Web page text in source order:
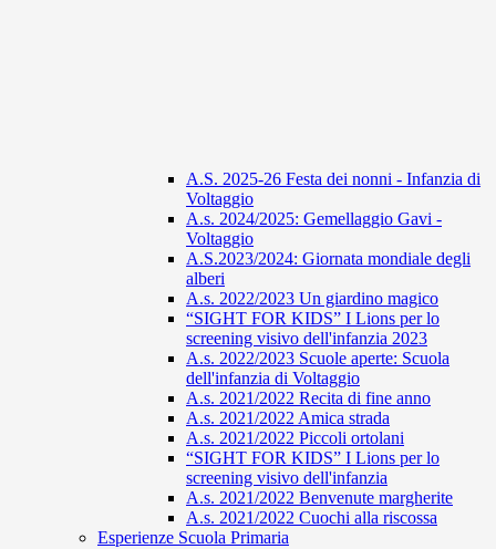
A.S. 2025-26 Festa dei nonni - Infanzia di
Voltaggio
A.s. 2024/2025: Gemellaggio Gavi -
Voltaggio
A.S.2023/2024: Giornata mondiale degli
alberi
A.s. 2022/2023 Un giardino magico
“SIGHT FOR KIDS” I Lions per lo
screening visivo dell'infanzia 2023
A.s. 2022/2023 Scuole aperte: Scuola
dell'infanzia di Voltaggio
A.s. 2021/2022 Recita di fine anno
A.s. 2021/2022 Amica strada
A.s. 2021/2022 Piccoli ortolani
“SIGHT FOR KIDS” I Lions per lo
screening visivo dell'infanzia
A.s. 2021/2022 Benvenute margherite
A.s. 2021/2022 Cuochi alla riscossa
Esperienze Scuola Primaria